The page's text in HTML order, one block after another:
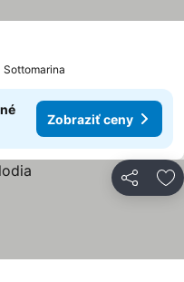
Zobraziť ceny
Zdieľať